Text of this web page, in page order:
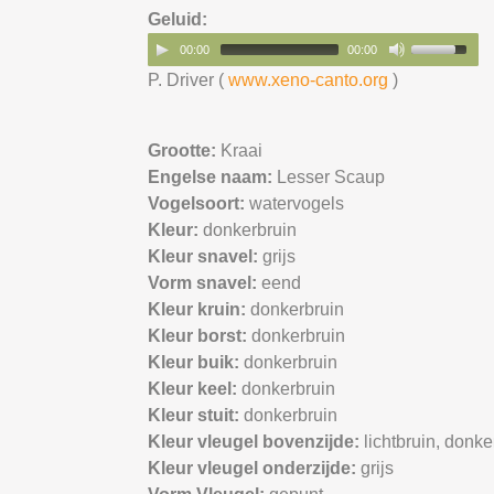
Geluid:
00:00 00:00
P. Driver (www.xeno-canto.org )
Grootte: Kraai
Engelse naam: Lesser Scaup
Vogelsoort:watervogels
Kleur:donkerbruin
Kleur snavel:grijs
Vorm snavel:eend
Kleur kruin:donkerbruin
Kleur borst:donkerbruin
Kleur buik:donkerbruin
Kleur keel:donkerbruin
Kleur stuit:donkerbruin
Kleur vleugel bovenzijde: lichtbruin,
Kleur vleugel onderzijde:grijs